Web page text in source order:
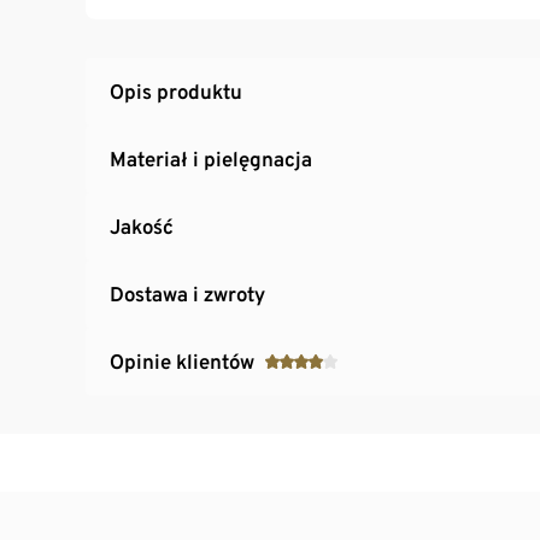
Materiał odporny na działanie wysokich
Opis produktu
Materiał i pielęgnacja
Jakość
Dostawa i zwroty
Opinie klientów